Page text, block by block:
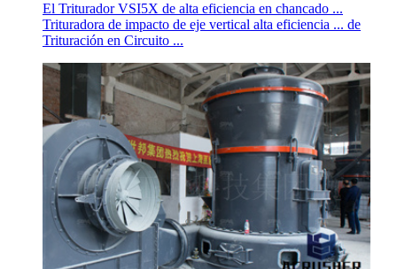
El Triturador VSI5X de alta eficiencia en chancado ...
Trituradora de impacto de eje vertical alta eficiencia ... de
Trituración en Circuito ...